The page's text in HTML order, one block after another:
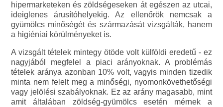
hipermarketeken és zöldségeseken át egészen az utcai,
ideiglenes árusítóhelyekig. Az ellenőrök nemcsak a
gyümölcs minőségét és származását vizsgálták, hanem
a higiéniai körülményeket is.
A vizsgált tételek mintegy ötöde volt külföldi eredetű - ez
nagyjából megfelel a piaci arányoknak. A problémás
tételek aránya azonban 10% volt, vagyis minden tizedik
minta nem felelt meg a minőségi, nyomonkövethetőségi
vagy jelölési szabályoknak. Ez az arány magasabb, mint
amit általában zöldség-gyümölcs esetén mérnek a